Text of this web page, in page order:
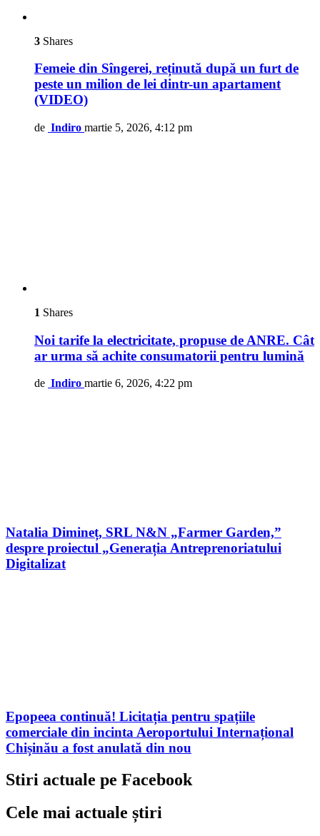
3 Shares
Femeie din Sîngerei, reținută după un furt de
peste un milion de lei dintr-un apartament
(VIDEO)
de Indiro martie 5, 2026, 4:12 pm
1 Shares
Noi tarife la electricitate, propuse de ANRE. Cât
ar urma să achite consumatorii pentru lumină
de Indiro martie 6, 2026, 4:22 pm
Natalia Dimineț, SRL N&N „Farmer Garden,”
despre proiectul „Generația Antreprenoriatului
Digitalizat
Epopeea continuă! Licitația pentru spațiile
comerciale din incinta Aeroportului Internațional
Chișinău a fost anulată din nou
Stiri actuale pe Facebook
Cele mai actuale știri